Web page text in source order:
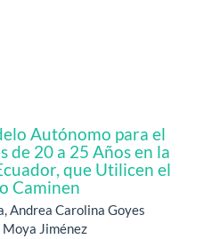
Autónomo para el
de 20 a 25 Años en la
que Utilicen el
Caminen
Andrea Carolina Goyes
Jiménez